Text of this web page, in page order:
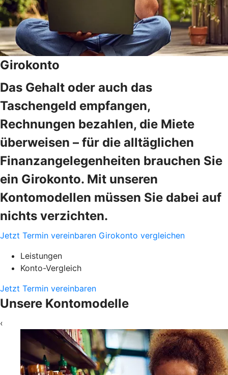
Girokonto
Das Gehalt oder auch das
Taschengeld empfangen,
Rechnungen bezahlen, die Miete
überweisen – für die alltäglichen
Finanzangelegenheiten brauchen Sie
ein Girokonto. Mit unseren
Kontomodellen müssen Sie dabei auf
nichts verzichten.
Jetzt Termin vereinbaren Girokonto vergleichen
Leistungen
Konto-Vergleich
Jetzt Termin vereinbaren
Unsere Kontomodelle
‹